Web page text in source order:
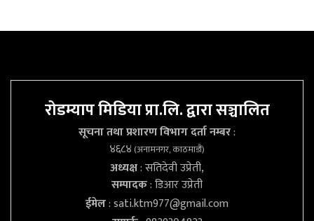
रोडम्याप मिडिया प्रा.लि. द्वारा सञ्चालित
सूचना तथा प्रशारण विभाग दर्ता नम्बर:
४६८४(अनामनगर, काठमाडौं)
अध्यक्ष: सतिदेवी उप्रेती,
सम्पादक: डिआर उप्रेती
ईमेल:sati.ktm977@gmail.com